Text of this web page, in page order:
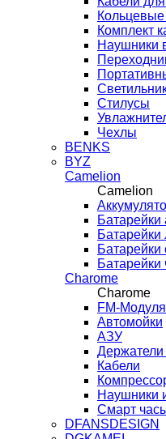
Комплект
Наушники
Стилусы
Чехлы
BENKS
BYZ
Camelion
Camelion
Charome
Charome
FM-
Автомойки
АЗУ
Кабели
Наушники
Смарт
DFANSDESIGN